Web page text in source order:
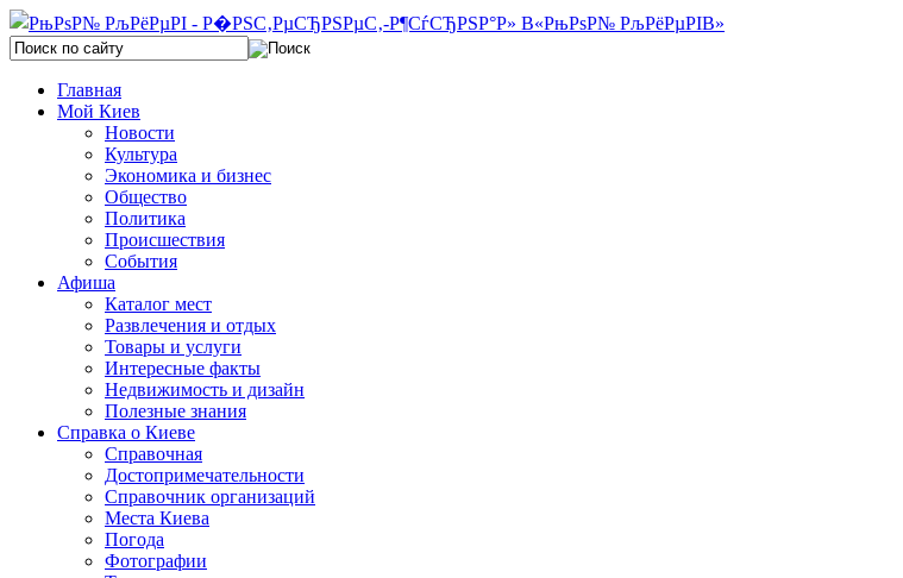
Главная
Мой Киев
Новости
Культура
Экономика и бизнес
Общество
Политика
Происшествия
События
Афиша
Каталог мест
Развлечения и отдых
Товары и услуги
Интересные факты
Недвижимость и дизайн
Полезные знания
Справка о Киеве
Справочная
Достопримечательности
Справочник организаций
Места Киева
Погода
Фотографии